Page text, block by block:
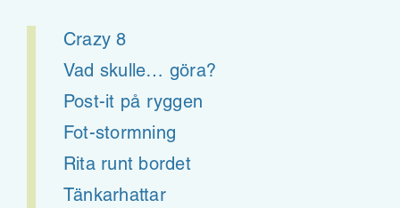
Crazy 8
Vad skulle… göra?
Post-it på ryggen
Fot-stormning
Rita runt bordet
Tänkarhattar